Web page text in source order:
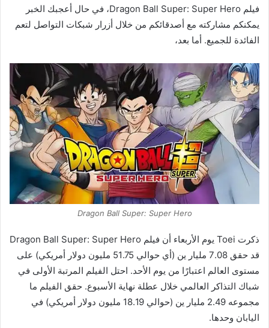
فيلم Dragon Ball Super: Super Hero، في حال أعجبك الخبر
يمكنكم مشاركته مع أصدقائكم من خلال أزرار شبكات التواصل لتعم
الفائدة للجميع. أما بعد،
Dragon Ball Super: Super Hero
ذكرت Toei يوم الأربعاء أن فيلم Dragon Ball Super: Super Hero
قد حقق 7.08 مليار ين (أي حوالي 51.75 مليون دولار أمريكي) على
مستوى العالم اعتبارًا من يوم الأحد. احتل الفيلم المرتبة الأولى في
شباك التذاكر العالمي خلال عطلة نهاية الأسبوع. حقق الفيلم ما
مجموعه 2.49 مليار ين (حوالي 18.19 مليون دولار أمريكي) في
اليابان وحدها.